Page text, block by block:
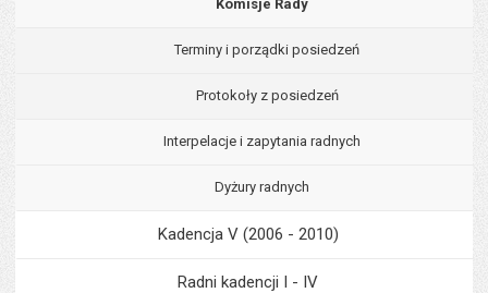
Komisje Rady
Terminy i porządki posiedzeń
Protokoły z posiedzeń
Interpelacje i zapytania radnych
Dyżury radnych
Kadencja V (2006 - 2010)
Radni kadencji I - IV